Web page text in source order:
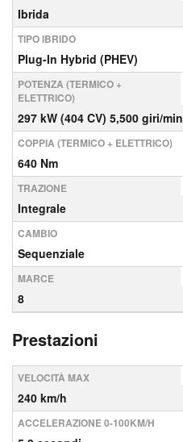
Ibrida
TIPO IBRIDO
Plug-In Hybrid (PHEV)
POTENZA (TERMICO +
ELETTRICO)
297 kW (404 CV) 5,500 giri/min
COPPIA (TERMICO + ELETTRICO)
640 Nm
TRAZIONE
Integrale
CAMBIO
Sequenziale
MARCE
8
Prestazioni
VELOCITÀ MAX
240 km/h
ACCELERAZIONE 0-100KM/H